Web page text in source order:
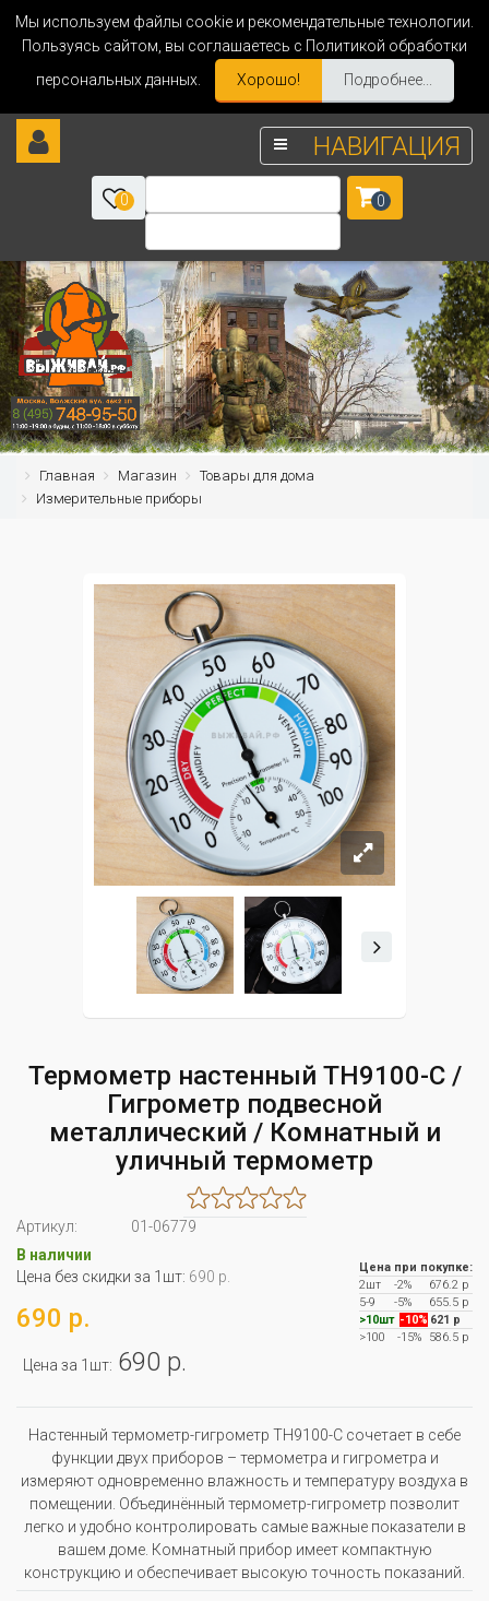
Мы используем файлы cookie и рекомендательные технологии.
Пользуясь сайтом, вы соглашаетесь с Политикой обработки
персональных данных.
Хорошо! Подробнее...
НАВИГАЦИЯ
0 0
Главная Магазин
Товары для дома
Измерительные приборы
Термометр настенный TH9100-C /
Гигрометр подвесной
металлический / Комнатный и
уличный термометр
Артикул:
01-06779
В наличии
Цена без скидки за 1шт: 690 р.
690 р.
Цена за 1шт: 690 р.
Цена при покупке:
2шт
-2%
676.2 р
5-9
-5%
655.5 р
>10шт -10% 621 р
>100
-15% 586.5 р
Настенный термометр-гигрометр TH9100-C сочетает в себе
функции двух приборов – термометра и гигрометра и
измеряют одновременно влажность и температуру воздуха в
помещении. Объединённый термометр-гигрометр позволит
легко и удобно контролировать самые важные показатели в
вашем доме. Комнатный прибор имеет компактную
конструкцию и обеспечивает высокую точность показаний.